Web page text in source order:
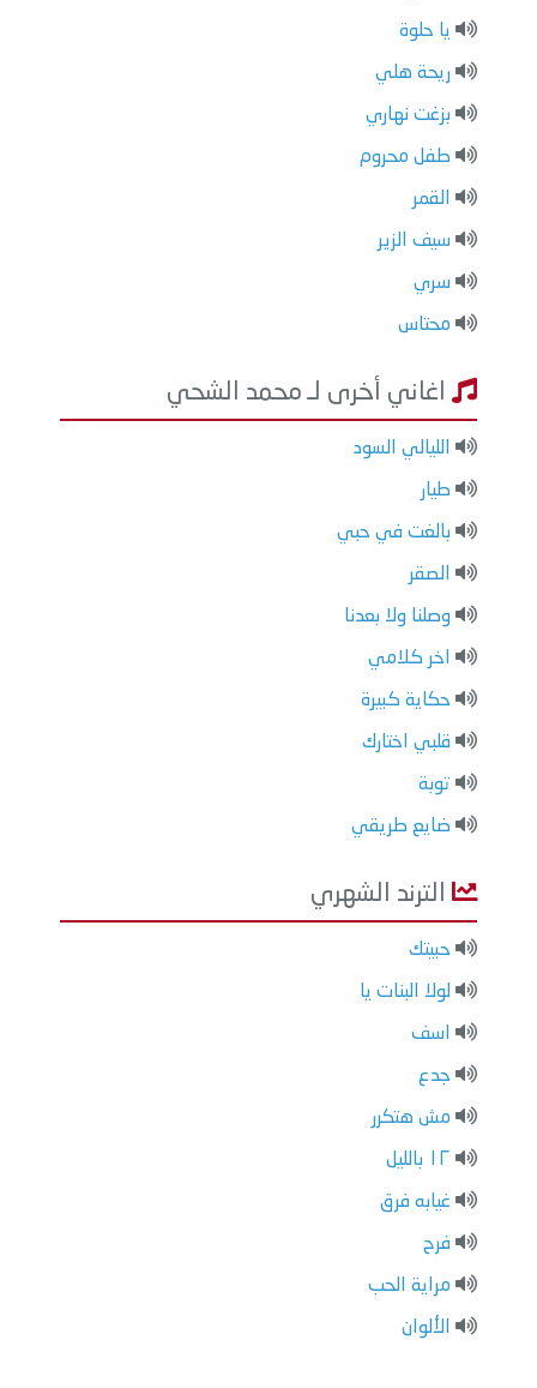
يا حلوة
ريحة هلي
بزغت نهاري
طفل محروم
القمر
سيف الزير
سري
محتاس
اغاني أخرى لـ محمد الشحي
الليالي السود
طيار
بالغت في حبي
الصقر
وصلنا ولا بعدنا
اخر كلامي
حكاية كبيرة
قلبي اختارك
توبة
ضايع طريقي
الترند الشهري
حبيتك
لولا البنات يا
اسف
جدع
مش هتكرر
١٢ بالليل
غيابه فرق
فرح
مراية الحب
الألوان